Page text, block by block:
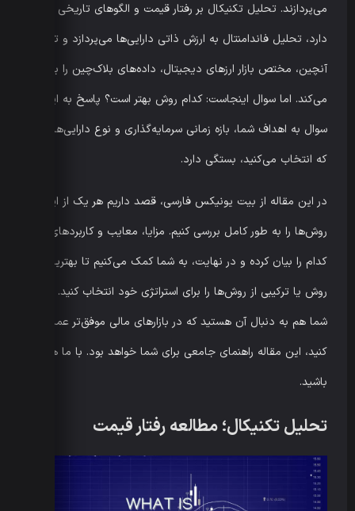
می‌پردازند. تحلیل تکنیکال بر رفتار قیمت و الگوهای تاریخی تمرکز
دارد، تحلیل فاندامنتال به ارزش ذاتی دارایی‌ها می‌پردازد و تحلیل
آنچین، مختص بازار ارزهای دیجیتال، داده‌های بلاک‌چین را بررسی
می‌کند. اما سوال اینجاست: کدام روش بهتر است؟ پاسخ به این
سوال به اهداف شما، بازه زمانی سرمایه‌گذاری و نوع دارایی‌هایی
که انتخاب می‌کنید، بستگی دارد.
در این مقاله از بیت یونیکس فارسی، قصد داریم هر یک از این
روش‌ها را به طور کامل بررسی کنیم. مزایا، معایب و کاربردهای هر
کدام را بیان کرده و در نهایت، به شما کمک می‌کنیم تا بهترین
روش یا ترکیبی از روش‌ها را برای استراتژی خود انتخاب کنید. اگر
شما هم به دنبال آن هستید که در بازارهای مالی موفق‌تر عمل
کنید، این مقاله راهنمای جامعی برای شما خواهد بود. با ما همراه
باشید.
تحلیل تکنیکال؛ مطالعه رفتار قیمت